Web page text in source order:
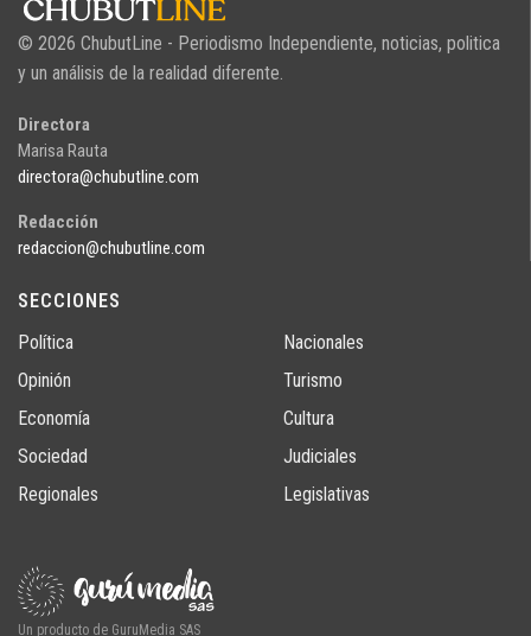
© 2026 ChubutLine - Periodismo Independiente, noticias, politica
y un análisis de la realidad diferente.
Directora
Marisa Rauta
directora@chubutline.com
Redacción
redaccion@chubutline.com
SECCIONES
Política
Opinión
Economía
Sociedad
Regionales
Nacionales
Turismo
Cultura
Judiciales
Legislativas
Un producto de GuruMedia SAS